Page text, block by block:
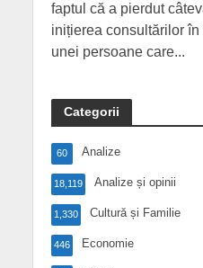
faptul că a pierdut
inițierea consultărilor
unei persoane care...
Categorii
Analize
60
Analize și opinii
18,119
Cultură și Familie
1,330
Economie
446